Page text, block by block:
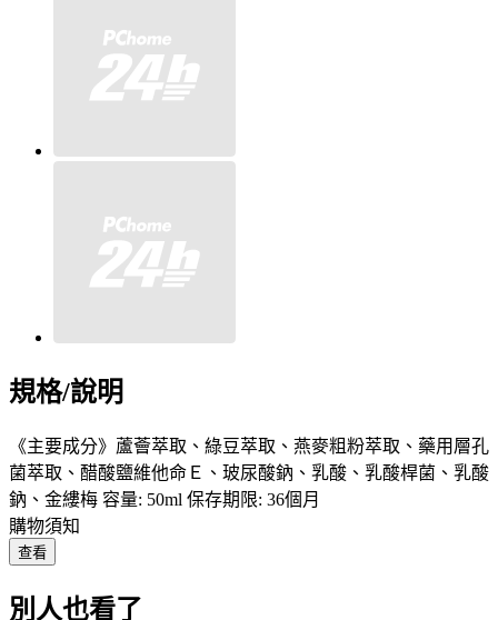
規格/說明
《主要成分》蘆薈萃取、綠豆萃取、燕麥粗粉萃取、藥用層孔
菌萃取、醋酸鹽維他命Ｅ、玻尿酸鈉、乳酸、乳酸桿菌、乳酸
鈉、金縷梅 容量: 50ml 保存期限: 36個月
購物須知
查看
別人也看了